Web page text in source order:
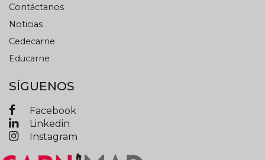
Contáctanos
Noticias
Cedecarne
Educarne
SÍGUENOS
Facebook
Linkedin
Instagram